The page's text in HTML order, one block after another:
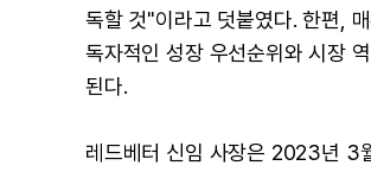
독할 것"이라고 덧붙였다. 한편,
독자적인 성장 우선순위와 시장
된다.
레드베터 신임 사장은 2023년 3